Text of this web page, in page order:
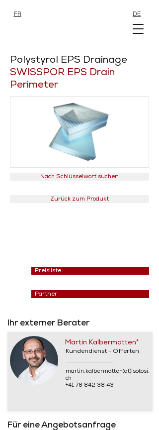
FR DE
Polystyrol EPS Drainage
SWISSPOR EPS Drain
Perimeter
Nach Schlüsselwort suchen
Zurück zum Produkt
Preisliste
Partner
Ihr externer Berater
Martin Kalbermatten*
Kundendienst - Offerten
martin.kalbermatten(at)isotosi.
ch
+41 78 842 38 43
Für eine Angebotsanfrage